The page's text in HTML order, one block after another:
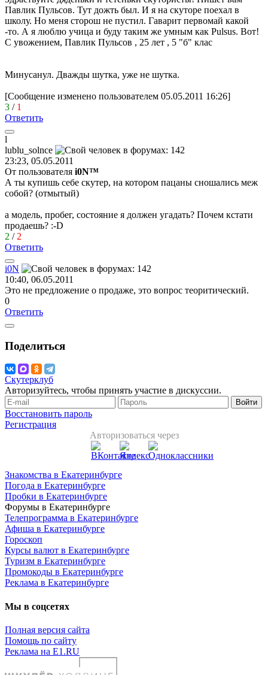
Павлик Пульсов. Тут дожть был. И я на скуторе поехал в
школу. Но меня сторош не пустил. Гаварит первомай какой
-то. А я люблю учица и буду таким же умным как Pulsus. Вот!
С увожением, Павлик Пульсов , 25 лет , 5 "б" клас
Минусанул. Дважды шутка, уже не шутка.
[Сообщение изменено пользователем 05.05.2011 16:26]
3 / 1
Ответить
l
lublu_solnce
23:23, 05.05.2011
От пользователя i0N™
А ты купишь себе скутер, на котором пацаны сношались меж
собой? (отмытый)
а модель, пробег, состояние я должен угадать? Почем кстати
продаешь? :-D
2 / 2
Ответить
i0N
10:40, 06.05.2011
Это не предложение о продаже, это вопрос теоритический.
0
Ответить
Поделиться
Скутерклуб
Авторизуйтесь, чтобы принять участие в дискуссии.
Войти
Восстановить пароль
Регистрация
Авторизоваться через
Знакомства в Екатеринбурге
Погода в Екатеринбурге
Пробки в Екатеринбурге
Форумы в Екатеринбурге
Телепрограмма в Екатеринбурге
Афиша в Екатеринбурге
Гороскоп
Курсы валют в Екатеринбурге
Туризм в Екатеринбурге
Промокоды в Екатеринбурге
Реклама в Екатеринбурге
Мы в соцсетях
Полная версия сайта
Помощь по сайту
Реклама на E1.RU